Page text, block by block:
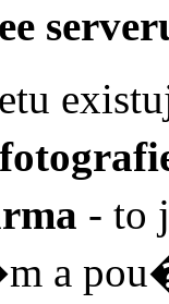
- to
a